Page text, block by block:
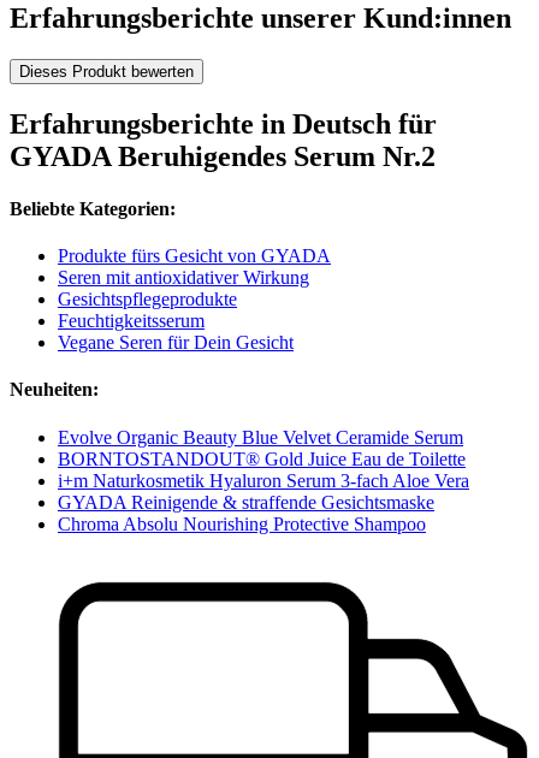
Erfahrungsberichte unserer Kund:innen
Dieses Produkt bewerten
Erfahrungsberichte in Deutsch für
GYADA Beruhigendes Serum Nr.2
Beliebte Kategorien:
Produkte fürs Gesicht von GYADA
Seren mit antioxidativer Wirkung
Gesichtspflegeprodukte
Feuchtigkeitsserum
Vegane Seren für Dein Gesicht
Neuheiten:
Evolve Organic Beauty Blue Velvet Ceramide Serum
BORNTOSTANDOUT® Gold Juice Eau de Toilette
i+m Naturkosmetik Hyaluron Serum 3-fach Aloe Vera
GYADA Reinigende & straffende Gesichtsmaske
Chroma Absolu Nourishing Protective Shampoo